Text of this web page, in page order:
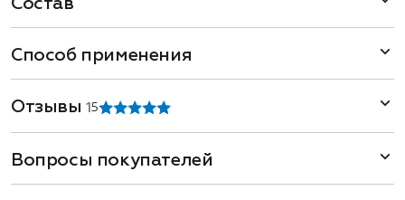
Состав
Способ применения
Отзывы1 5
Вопросы покупателей